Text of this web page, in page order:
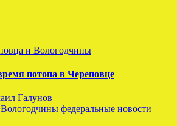
и Вологодчины
потопа в Череповце
Галунов
федеральные новости